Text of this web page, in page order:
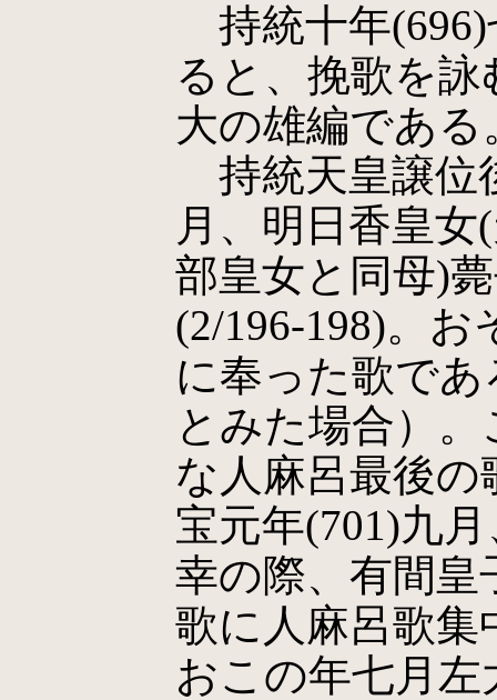
持統十年(696)
ると、挽歌を詠
大の雄編である
持統天皇譲位
月、明日香皇
部皇女と同母)
(2/196-198)。
に奉った歌で
とみた場合）
な人麻呂最後
宝元年(701)九
幸の際、有間皇
歌に人麻呂歌集
おこの年七月